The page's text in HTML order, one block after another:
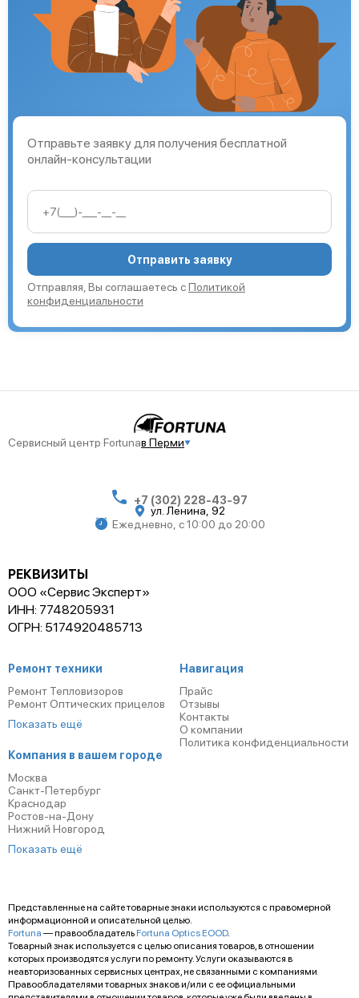
Отправьте заявку для получения бесплатной
онлайн-консультации
Отправить заявку
Отправляя, Вы соглашаетесь сПолитикой
конфиденциальности
Сервисный центр Fortunaв Перми
+7 (302) 228-43-97
ул. Ленина, 92
Ежедневно, с 10:00 до 20:00
РЕКВИЗИТЫ
ООО «Сервис Эксперт»
ИНН: 7748205931
ОГРН: 5174920485713
Ремонт техники
Ремонт Тепловизоров
Ремонт Оптических прицелов
Показать ещё
Компания в вашем городе
Москва
Санкт-Петербург
Краснодар
Ростов-на-Дону
Нижний Новгород
Показать ещё
Навигация
Прайс
Отзывы
Контакты
О компании
Политика конфиденциальности
Представленные на сайте товарные знаки используются с правомерной
информационной и описательной целью.
Fortuna — правообладатель Fortuna Optics EOOD.
Товарный знак используется с целью описания товаров, в отношении
которых производятся услуги по ремонту. Услуги оказываются в
неавторизованных сервисных центрах, не связанными с компаниями
Правообладателями товарных знаков и/или с ее официальными